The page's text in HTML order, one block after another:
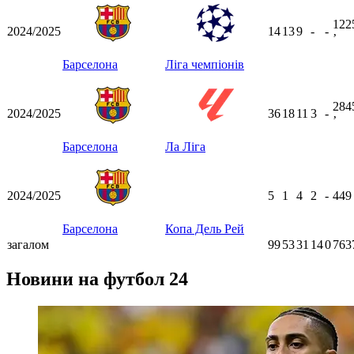
2024/2025
Барселона Ліга чемпіонів
14139 - -
ʼ
2024/2025
Барселона Ла Ліга
361811 3 -
ʼ
2024/2025
Барселона Копа Дель Рей
5 1 4 2 - 449
загалом 995331 140
Новини на футбол 24